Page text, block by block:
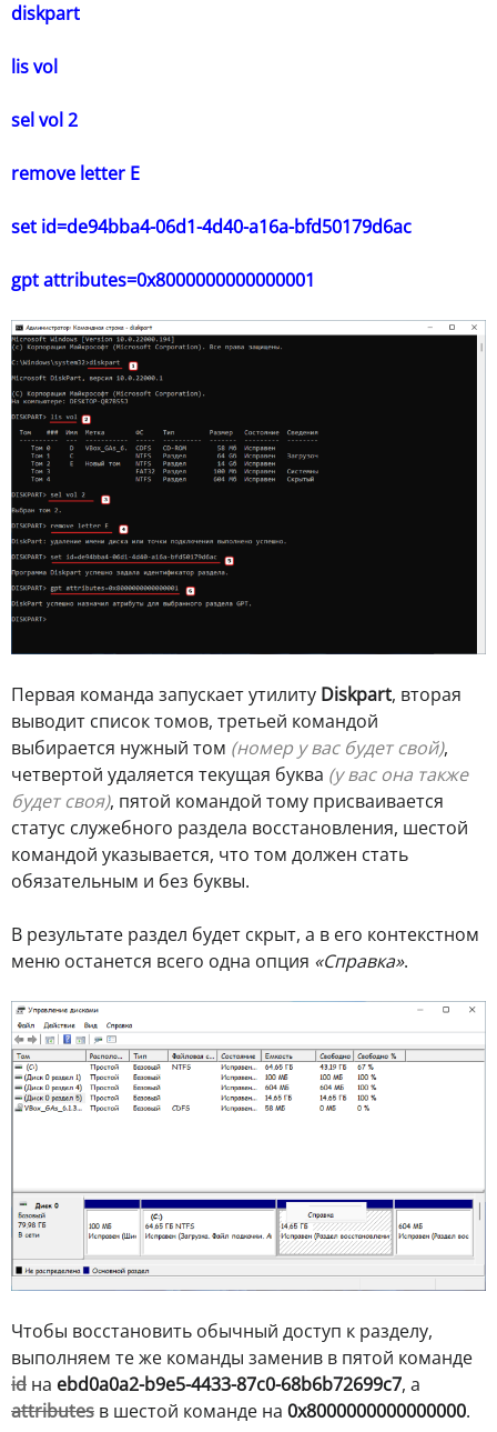
diskpart
lis vol
sel vol 2
remove letter E
set id=de94bba4-06d1-4d40-a16a-bfd50179d6ac
gpt attributes=0x8000000000000001
Первая команда запускает утилиту Diskpart, вторая
выводит список томов, третьей командой
выбирается нужный том (номер у вас будет свой),
четвертой удаляется текущая буква (у вас она также
будет своя), пятой командой тому присваивается
статус служебного раздела восстановления, шестой
командой указывается, что том должен стать
обязательным и без буквы.
В результате раздел будет скрыт, а в его контекстном
меню останется всего одна опция «Справка».
Чтобы восстановить обычный доступ к разделу,
выполняем те же команды заменив в пятой команде
id на ebd0a0a2-b9e5-4433-87c0-68b6b72699c7, а
attributes в шестой команде на 0x8000000000000000.